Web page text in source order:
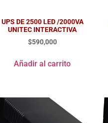
UPS DE 2500 LED /2000VA
UNITEC INTERACTIVA
$590,000
Añadir al carrito